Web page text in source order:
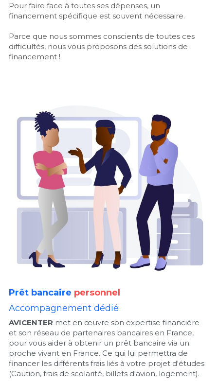
Pour faire face à toutes ses dépenses, un
financement spécifique est souvent nécessaire.
Parce que nous sommes conscients de toutes ces
difficultés, nous vous proposons des solutions de
financement !
Prêt bancaire personnel
Accompagnement dédié
AVICENTER met en œuvre son expertise financière
et son réseau de partenaires bancaires en France,
pour vous aider à obtenir un prêt bancaire via un
proche vivant en France. Ce qui lui permettra de
financer les différents frais liés à votre projet d'études
(Caution, frais de scolarité, billets d'avion, logement).